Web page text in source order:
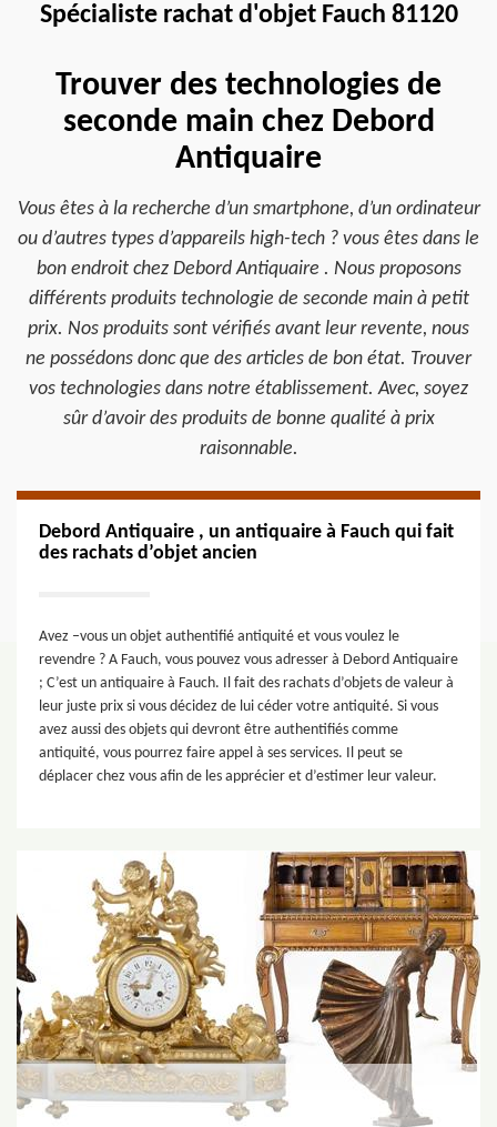
Spécialiste rachat d'objet Fauch 81120
Trouver des technologies de
seconde main chez Debord
Antiquaire
Vous êtes à la recherche d’un smartphone, d’un ordinateur
ou d’autres types d’appareils high-tech ? vous êtes dans le
bon endroit chez Debord Antiquaire . Nous proposons
différents produits technologie de seconde main à petit
prix. Nos produits sont vérifiés avant leur revente, nous
ne possédons donc que des articles de bon état. Trouver
vos technologies dans notre établissement. Avec, soyez
sûr d’avoir des produits de bonne qualité à prix
raisonnable.
Debord Antiquaire , un antiquaire à Fauch qui fait
des rachats d’objet ancien
Avez –vous un objet authentifié antiquité et vous voulez le
revendre ? A Fauch, vous pouvez vous adresser à Debord Antiquaire
; C’est un antiquaire à Fauch. Il fait des rachats d’objets de valeur à
leur juste prix si vous décidez de lui céder votre antiquité. Si vous
avez aussi des objets qui devront être authentifiés comme
antiquité, vous pourrez faire appel à ses services. Il peut se
déplacer chez vous afin de les apprécier et d’estimer leur valeur.